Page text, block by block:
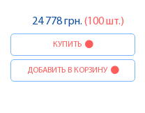
24 778 грн. (100 шт.)
КУПИТЬ
ДОБАВИТЬ В КОРЗИНУ